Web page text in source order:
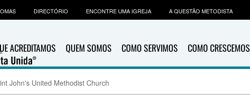
ACREDITAMOS QUEM SOMOS COMO SERVIMOS COMO CRESCEMOS
DIRECTÓRIO ENCONTRE UMA IGREJA A QUESTÃO METODISTA
John's United Methodist Church